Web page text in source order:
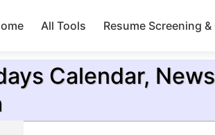
All Tools Resume Screening
Calendar,